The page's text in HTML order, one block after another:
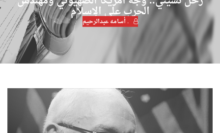
الحرب على الإسلام
. أسامه عبدالرحيم